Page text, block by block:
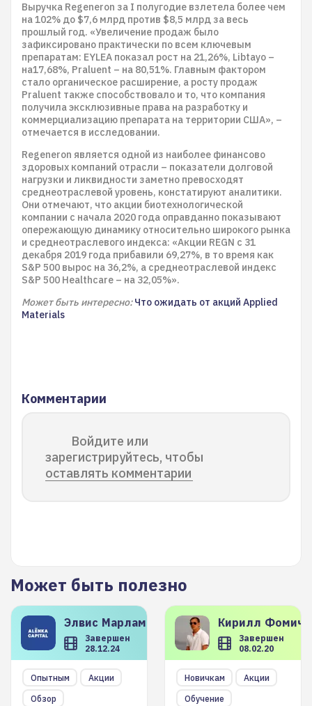
Выручка Regeneron за I полугодие взлетела более чем
на 102% до $7,6 млрд против $8,5 млрд за весь
прошлый год. «Увеличение продаж было
зафиксировано практически по всем ключевым
препаратам: EYLEA показал рост на 21,26%, Libtayo –
на17,68%, Praluent – на 80,51%. Главным фактором
стало органическое расширение, а росту продаж
Praluent также способствовало и то, что компания
получила эксклюзивные права на разработку и
коммерциализацию препарата на территории США», –
отмечается в исследовании.
Regeneron является одной из наиболее финансово
здоровых компаний отрасли – показатели долговой
нагрузки и ликвидности заметно превосходят
среднеотраслевой уровень, констатируют аналитики.
Они отмечают, что акции биотехнологической
компании с начала 2020 года оправданно показывают
опережающую динамику относительно широкого рынка
и среднеотраслевого индекса: «Акции REGN с 31
декабря 2019 года прибавили 69,27%, в то время как
S&P 500 вырос на 36,2%, а среднеотраслевой индекс
S&P 500 Healthcare – на 32,05%».
Может быть интересно: Что ожидать от акций Applied
Materials
Комментарии
Войдите или
зарегистрируйтесь, чтобы
оставлять комментарии
Может быть полезно
Элвис Марламов
Завершен
28.12.24
Опытным
Акции
Обзор
Кирилл
Завершен
08.02.20
Новичкам
Акции
Обучение